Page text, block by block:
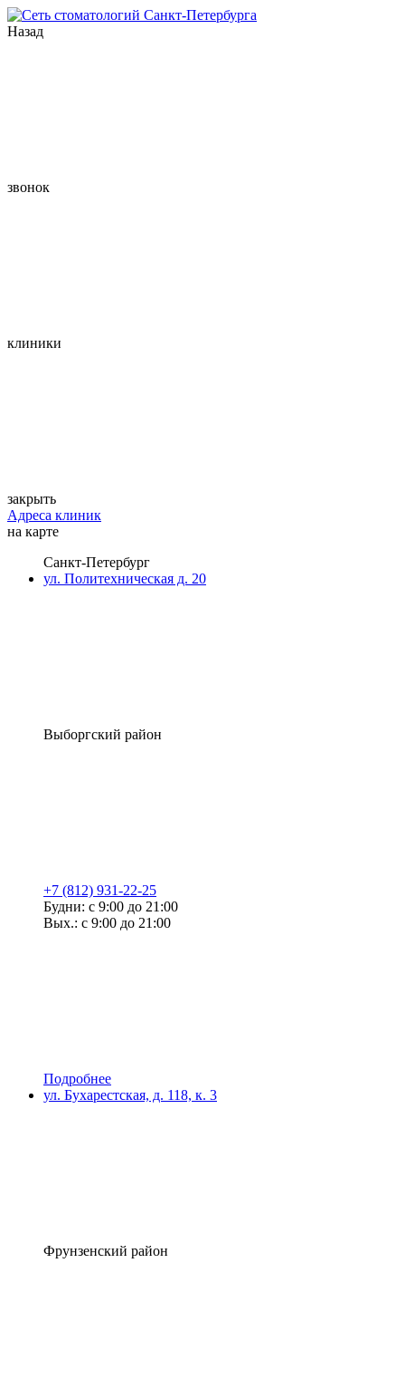
Назад
звонок
клиники
закрыть
Адреса клиник
на карте
Санкт-Петербург
ул. Политехническая д. 20
Выборгский район
+7 (812) 931-22-25
Будни: с 9:00 до 21:00
Вых.: с 9:00 до 21:00
Подробнее
ул. Бухарестская, д. 118, к. 3
Фрунзенский район